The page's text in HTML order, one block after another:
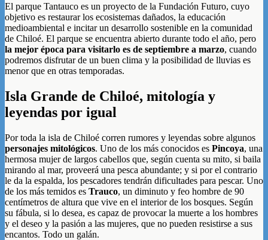
El parque Tantauco es un proyecto de la Fundación Futuro, cuyo
objetivo es restaurar los ecosistemas dañados, la educación
medioambiental e incitar un desarrollo sostenible en la comunidad
de Chiloé. El parque se encuentra abierto durante todo el año, pero
la mejor época para visitarlo es de septiembre a marzo, cuando
podremos disfrutar de un buen clima y la posibilidad de lluvias es
menor que en otras temporadas.
Isla Grande de Chiloé, mitología y
leyendas por igual
Por toda la isla de Chiloé corren rumores y leyendas sobre algunos
personajes mitológicos. Uno de los más conocidos es Pincoya, una
hermosa mujer de largos cabellos que, según cuenta su mito, si baila
mirando al mar, proveerá una pesca abundante; y si por el contrario
le da la espalda, los pescadores tendrán dificultades para pescar. Uno
de los más temidos es Trauco, un diminuto y feo hombre de 90
centímetros de altura que vive en el interior de los bosques. Según
su fábula, si lo desea, es capaz de provocar la muerte a los hombres
y el deseo y la pasión a las mujeres, que no pueden resistirse a sus
encantos. Todo un galán.